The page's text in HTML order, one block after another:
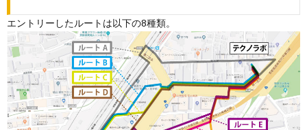
エントリーしたルートは以下の8種類。